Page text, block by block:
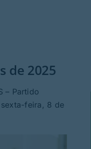
de 2025
– Partido
feira, 8 de